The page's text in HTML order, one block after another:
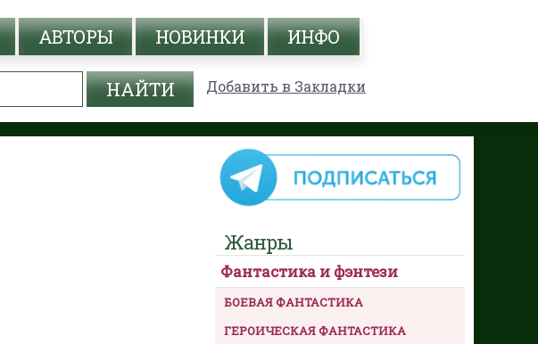
АВТОРЫ НОВИНКИ ИНФО
Добавить в Закладки
Жанры
Фантастика и фэнтези
БОЕВАЯ ФАНТАСТИКА
ГЕРОИЧЕСКАЯ ФАНТАСТИКА